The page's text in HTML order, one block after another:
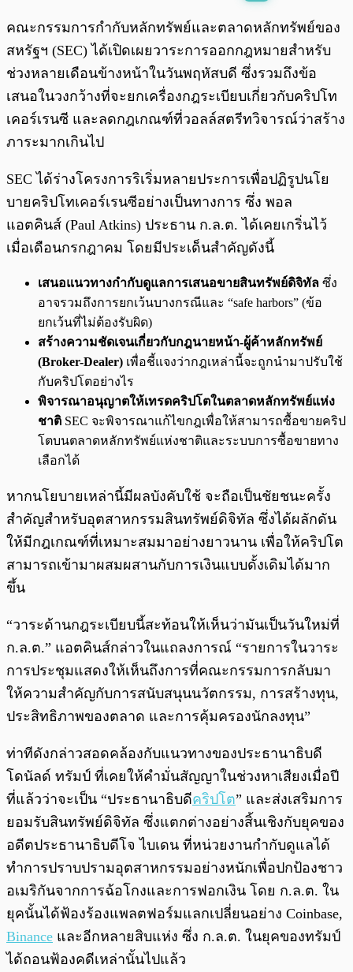
0:00 / 0:00
คณะกรรมการกำกับหลักทรัพย์และตลาดหลักทรัพย์ของ
สหรัฐฯ (SEC) ได้เปิดเผยวาระการออกกฎหมายสำหรับ
ช่วงหลายเดือนข้างหน้าในวันพฤหัสบดี ซึ่งรวมถึงข้อ
เสนอในวงกว้างที่จะยกเครื่องกฎระเบียบเกี่ยวกับคริปโท
เคอร์เรนซี และลดกฎเกณฑ์ที่วอลล์สตรีทวิจารณ์ว่าสร้าง
ภาระมากเกินไป
SEC ได้ร่างโครงการริเริ่มหลายประการเพื่อปฏิรูปนโย
บายคริปโทเคอร์เรนซีอย่างเป็นทางการ ซึ่ง พอล
แอตคินส์ (Paul Atkins) ประธาน ก.ล.ต. ได้เคยเกริ่นไว้
เมื่อเดือนกรกฎาคม โดยมีประเด็นสำคัญดังนี้
เสนอแนวทางกำกับดูแลการเสนอขายสินทรัพย์ดิจิทัล ซึ่ง
อาจรวมถึงการยกเว้นบางกรณีและ “safe harbors” (ข้อ
ยกเว้นที่ไม่ต้องรับผิด)
สร้างความชัดเจนเกี่ยวกับกฎนายหน้า-ผู้ค้าหลักทรัพย์
(Broker-Dealer) เพื่อชี้แจงว่ากฎเหล่านี้จะถูกนำมาปรับใช้
กับคริปโตอย่างไร
พิจารณาอนุญาตให้เทรดคริปโตในตลาดหลักทรัพย์แห่ง
ชาติ SEC จะพิจารณาแก้ไขกฎเพื่อให้สามารถซื้อขายคริป
โตบนตลาดหลักทรัพย์แห่งชาติและระบบการซื้อขายทาง
เลือกได้
หากนโยบายเหล่านี้มีผลบังคับใช้ จะถือเป็นชัยชนะครั้ง
สำคัญสำหรับอุตสาหกรรมสินทรัพย์ดิจิทัล ซึ่งได้ผลักดัน
ให้มีกฎเกณฑ์ที่เหมาะสมมาอย่างยาวนาน เพื่อให้คริปโต
สามารถเข้ามาผสมผสานกับการเงินแบบดั้งเดิมได้มาก
ขึ้น
“วาระด้านกฎระเบียบนี้สะท้อนให้เห็นว่ามันเป็นวันใหม่ที่
ก.ล.ต.” แอตคินส์กล่าวในแถลงการณ์ “รายการในวาระ
การประชุมแสดงให้เห็นถึงการที่คณะกรรมการกลับมา
ให้ความสำคัญกับการสนับสนุนนวัตกรรม, การสร้างทุน,
ประสิทธิภาพของตลาด และการคุ้มครองนักลงทุน”
ท่าทีดังกล่าวสอดคล้องกับแนวทางของประธานาธิบดี
โดนัลด์ ทรัมป์ ที่เคยให้คำมั่นสัญญาในช่วงหาเสียงเมื่อปี
ที่แล้วว่าจะเป็น “ประธานาธิบดีคริปโต” และส่งเสริมการ
ยอมรับสินทรัพย์ดิจิทัล ซึ่งแตกต่างอย่างสิ้นเชิงกับยุคของ
อดีตประธานาธิบดีโจ ไบเดน ที่หน่วยงานกำกับดูแลได้
ทำการปราบปรามอุตสาหกรรมอย่างหนักเพื่อปกป้องชาว
อเมริกันจากการฉ้อโกงและการฟอกเงิน โดย ก.ล.ต. ใน
ยุคนั้นได้ฟ้องร้องแพลตฟอร์มแลกเปลี่ยนอย่าง Coinbase,
Binance และอีกหลายสิบแห่ง ซึ่ง ก.ล.ต. ในยุคของทรัมป์
ได้ถอนฟ้องคดีเหล่านั้นไปแล้ว